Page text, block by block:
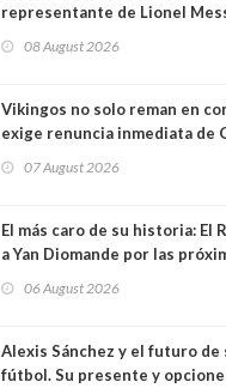
representante de Lionel
08 August 2026
Vikingos no solo reman en
exige renuncia inmediata de
07 August 2026
El más caro de su historia: El
a Yan Diomande por las
06 August 2026
Alexis Sánchez y el futuro de
fútbol. Su presente y